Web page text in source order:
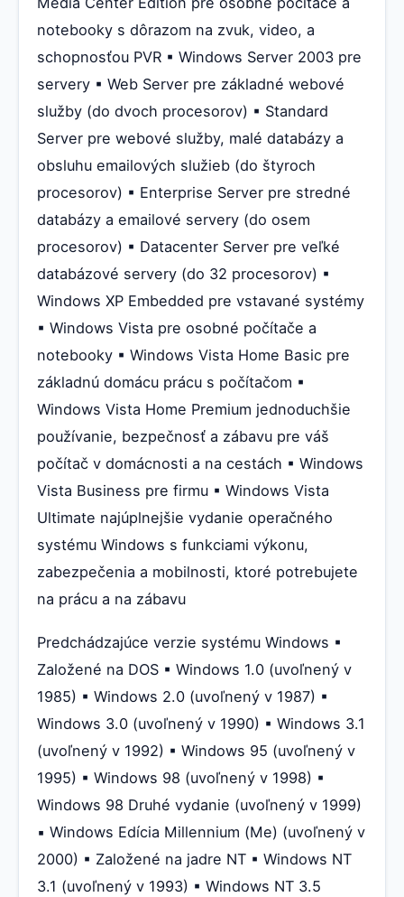
notebooky s dôrazom na zvuk, video, a
schopnosťou PVR ▪ Windows Server 2003 pre
servery ▪ Web Server pre základné webové
služby (do dvoch procesorov) ▪ Standard
Server pre webové služby, malé databázy a
obsluhu emailových služieb (do štyroch
procesorov) ▪ Enterprise Server pre stredné
databázy a emailové servery (do osem
procesorov) ▪ Datacenter Server pre veľké
databázové servery (do 32 procesorov) ▪
Windows XP Embedded pre vstavané systémy
▪ Windows Vista pre osobné počítače a
notebooky ▪ Windows Vista Home Basic pre
základnú domácu prácu s počítačom ▪
Windows Vista Home Premium jednoduchšie
používanie, bezpečnosť a zábavu pre váš
počítač v domácnosti a na cestách ▪ Windows
Vista Business pre firmu ▪ Windows Vista
Ultimate najúplnejšie vydanie operačného
systému Windows s funkciami výkonu,
zabezpečenia a mobilnosti, ktoré potrebujete
na prácu a na zábavu
Predchádzajúce verzie systému Windows ▪
Založené na DOS ▪ Windows 1.0 (uvoľnený v
1985) ▪ Windows 2.0 (uvoľnený v 1987) ▪
Windows 3.0 (uvoľnený v 1990) ▪ Windows 3.1
(uvoľnený v 1992) ▪ Windows 95 (uvoľnený v
1995) ▪ Windows 98 (uvoľnený v 1998) ▪
Windows 98 Druhé vydanie (uvoľnený v 1999)
▪ Windows Edícia Millennium (Me) (uvoľnený v
2000) ▪ Založené na jadre NT ▪ Windows NT
3.1 (uvoľnený v 1993) ▪ Windows NT 3.5